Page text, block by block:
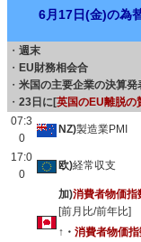
6月17日(金)の為
・ 週末
・ EU財務相会合
・ 米国の主要企業の決算発
・ 23日に[英国のEU離脱の
07:3
0
NZ)製造業PMI
17:0
0
欧)経常収支
加)消費者物価指
[前月比/前年比]
↑・ 消費者物価指